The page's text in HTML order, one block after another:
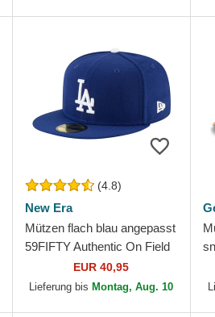
(4.8)
New Era
Mützen flach blau angepasst
59FIFTY Authentic On Field
Game der Los Angeles
Dodgers MLB von New Era
EUR 40,95
Lieferung bis Montag, Aug. 10